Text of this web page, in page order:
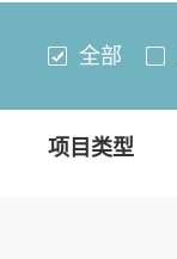
全部
项目类型